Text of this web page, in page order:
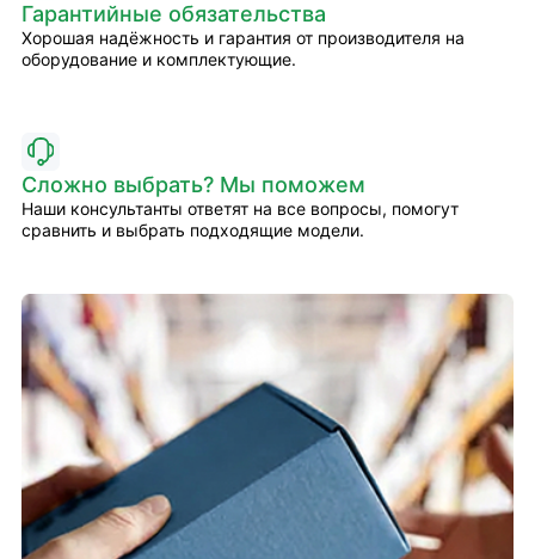
Гарантийные обязательства
Хорошая надёжность и гарантия от производителя на
оборудование и комплектующие.
Сложно выбрать? Мы поможем
Наши консультанты ответят на все вопросы, помогут
сравнить и выбрать подходящие модели.